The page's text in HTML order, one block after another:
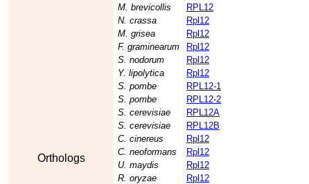
Orthologs
M. brevicollis
RPL12
N. crassa
Rpl12
M. grisea
Rpl12
F. graminearum
Rpl12
S. nodorum
Rpl12
Y. lipolytica
Rpl12
S. pombe
RPL12-1
S. pombe
RPL12-2
S. cerevisiae
RPL12A
S. cerevisiae
RPL12B
C. cinereus
Rpl12
C. neoformans
Rpl12
U. maydis
Rpl12
R. oryzae
Rpl12